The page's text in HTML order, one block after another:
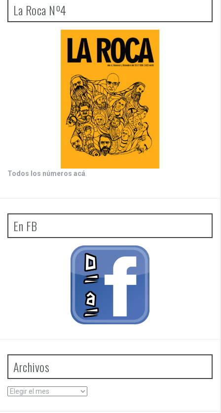
La Roca Nº4
Todos los números acá.
En FB
Archivos
Archivos